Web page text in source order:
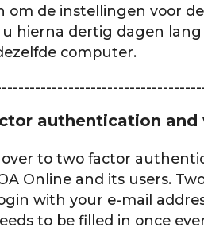
om de instellingen voor
hierna dertig dagen
computer.
authentication and
over to two factor
Online and its users.
with your e-mail
to be filled in once